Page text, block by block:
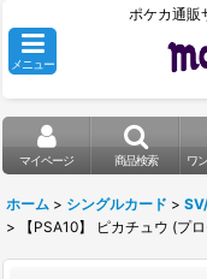
ポケカ通販
メニュー
マイページ 商品検索 ワ
ホーム > シングルカード >
>
【PSA10】 ピカチュウ (プ